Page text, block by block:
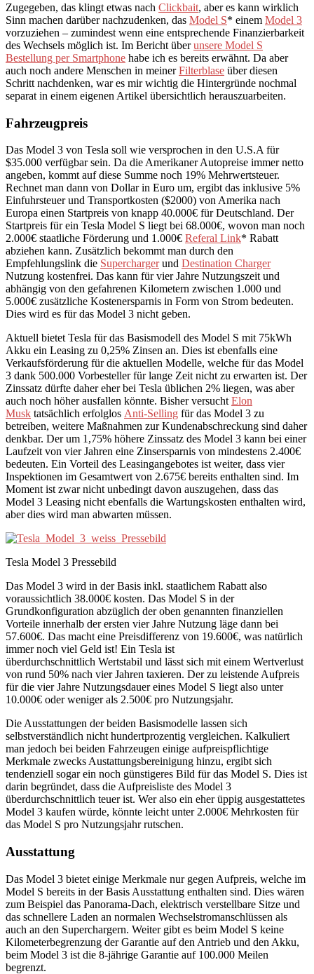
Zugegeben, das klingt etwas nach Clickbait, aber es kann wirklich
Sinn machen darüber nachzudenken, das Model S* einem Model 3
vorzuziehen – zumindest wenn eine entsprechende Finanzierbarkeit
des Wechsels möglich ist. Im Bericht überunsere Model S
Bestellung per Smartphone habe ich es bereits erwähnt. Da aber
auch noch andere Menschen in meinerFilterblase über diesen
Schritt nachdenken, war es mir wichtig die Hintergründe nochmal
separat in einem eigenen Artikel übersichtlich herauszuarbeiten.
Fahrzeugpreis
Das Model 3 von Tesla soll wie versprochen in den U.S.A für
$35.000 verfügbar sein. Da die Amerikaner Autopreise immer netto
angeben, kommt auf diese Summe noch 19% Mehrwertsteuer.
Rechnet man dann von Dollar in Euro um, ergibt das inklusive 5%
Einfuhrsteuer und Transportkosten ($2000) von Amerika nach
Europa einen Startpreis von knapp 40.000€ für Deutschland. Der
Startpreis für ein Tesla Model S liegt bei 68.000€, wovon man noch
2.000€ staatliche Förderung und 1.000€ Referal Link* Rabatt
abziehen kann. Zusätzlich bekommt man durch den
Empfehlungslink die Superchargerund Destination Charger
Nutzung kostenfrei. Das kann für vier Jahre Nutzungszeit und
abhängig von den gefahrenen Kilometern zwischen 1.000 und
5.000€ zusätzliche Kostenersparnis in Form von Strom bedeuten.
Dies wird es für das Model 3 nicht geben.
Aktuell bietet Tesla für das Basismodell des Model S mit 75kWh
Akku ein Leasing zu 0,25% Zinsen an. Dies ist ebenfalls eine
Verkaufsförderung für die aktuellen Modelle, welche für das Model
3 dank 500.000 Vorbesteller für lange Zeit nicht zu erwarten ist. Der
Zinssatz dürfte daher eher bei Tesla üblichen 2% liegen, was aber
auch noch höher ausfallen könnte. Bisher versucht Elon
Musk tatsächlich erfolglos Anti-Selling für das Model 3 zu
betreiben, weitere Maßnahmen zur Kundenabschreckung sind daher
denkbar. Der um 1,75% höhere Zinssatz des Model 3 kann bei einer
Laufzeit von vier Jahren eine Zinsersparnis von mindestens 2.400€
bedeuten. Ein Vorteil des Leasingangebotes ist weiter, dass vier
Inspektionen im Gesamtwert von 2.675€ bereits enthalten sind. Im
Moment ist zwar nicht unbedingt davon auszugehen, dass das
Model 3 Leasing nicht ebenfalls die Wartungskosten enthalten wird,
aber dies wird man abwarten müssen.
Tesla Model 3 Pressebild
Das Model 3 wird in der Basis inkl. staatlichem Rabatt also
voraussichtlich 38.000€ kosten. Das Model S in der
Grundkonfiguration abzüglich der oben genannten finanziellen
Vorteile innerhalb der ersten vier Jahre Nutzung läge dann bei
57.600€. Das macht eine Preisdifferenz von 19.600€, was natürlich
immer noch viel Geld ist! Ein Tesla ist
überdurchschnittlich Wertstabil und lässt sich mit einem Wertverlust
von rund 50% nach vier Jahren taxieren. Der zu leistende Aufpreis
für die vier Jahre Nutzungsdauer eines Model S liegt also unter
10.000€ oder weniger als 2.500€ pro Nutzungsjahr.
Die Ausstattungen der beiden Basismodelle lassen sich
selbstverständlich nicht hundertprozentig vergleichen. Kalkuliert
man jedoch bei beiden Fahrzeugen einige aufpreispflichtige
Merkmale zwecks Austattungsbereinigung hinzu, ergibt sich
tendenziell sogar ein noch günstigeres Bild für das Model S. Dies ist
darin begründet, dass die Aufpreisliste des Model 3
überdurchschnittlich teuer ist. Wer also ein eher üppig ausgestattetes
Model 3 kaufen würde, könnte leicht unter 2.000€ Mehrkosten für
das Model S pro Nutzungsjahr rutschen.
Ausstattung
Das Model 3 bietet einige Merkmale nur gegen Aufpreis, welche im
Model S bereits in der Basis Ausstattung enthalten sind. Dies wären
zum Beispiel das Panorama-Dach, elektrisch verstellbare Sitze und
das schnellere Laden an normalen Wechselstromanschlüssen als
auch an den Superchargern. Weiter gibt es beim Model S keine
Kilometerbegrenzung der Garantie auf den Antrieb und den Akku,
beim Model 3 ist die 8-jährige Garantie auf 100.000 Meilen
begrenzt.